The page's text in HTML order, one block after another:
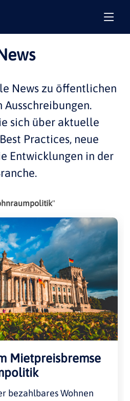
Newszu öffentlichen
Ausschreibungen.
sich über aktuelle
Best Practices, neue
Entwicklungen in der
.
"
Mietpreisbremse
bezahlbares Wohnen